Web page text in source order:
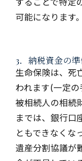
することで特定
可能になります。
3．納税資金の
生命保険は、死
われます(一定の
被相続人の相続
までは、銀行口
ともできなくな
遺産分割協議が